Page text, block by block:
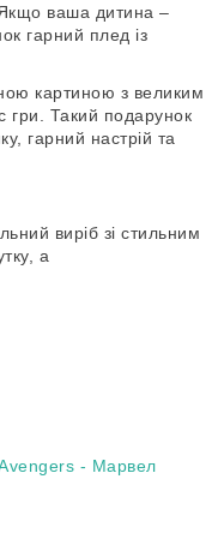
ваша дитина –
гарний плед із
картиною з великим
гри. Такий подарунок
гарний настрій та
виріб зі стильним
а
- Марвел